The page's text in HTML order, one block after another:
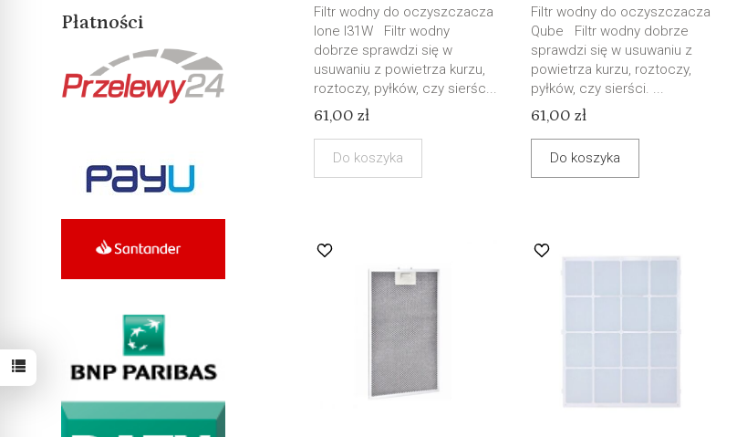
Filtr wodny do oczyszczacza
Ione I31W Filtr wodny
dobrze sprawdzi się w
usuwaniu z powietrza kurzu,
roztoczy, pyłków, czy sierśc...
61,00 zł
Do koszyka
Filtr wodny do oczyszczacza
Qube Filtr wodny dobrze
sprawdzi się w usuwaniu z
powietrza kurzu, roztoczy,
pyłków, czy sierści. ...
61,00 zł
Do koszyka
Płatności